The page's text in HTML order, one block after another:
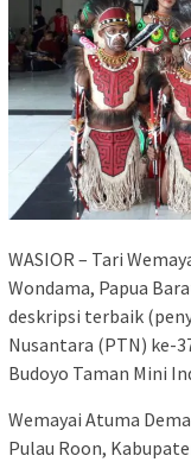
WASIOR – Tari
Wondama, Papua
deskripsi terbaik
Nusantara (PTN) ke-
Budoyo Taman Mini
Wemayai Atuma
Pulau Roon,